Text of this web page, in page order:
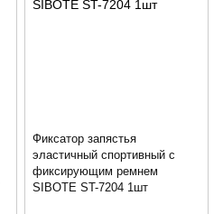
Фиксатор запястья
эластичный спортивный с
фиксирующим ремнем
SIBOTE ST-7204 1шт